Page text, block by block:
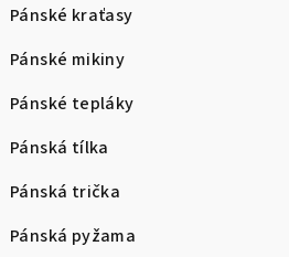
Pánské kraťasy
Pánské mikiny
Pánské tepláky
Pánská tílka
Pánská trička
Pánská pyžama